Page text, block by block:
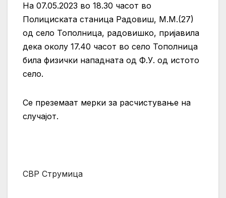
На 07.05.2023 во 18.30 часот во
Полициската станица Радовиш, М.М.(27)
од село Тополница, радовишко, пријавила
дека околу 17.40 часот во село Тополница
била физички нападната од Ф.У. од истото
село.
Се преземаат мерки за расчистување на
случајот.
СВР Струмица